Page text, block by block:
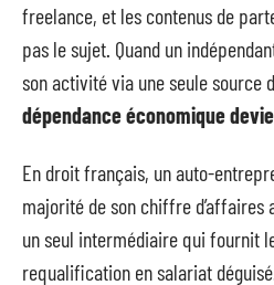
freelance, et les contenus de
pas le sujet. Quand un
son activité via une seule source
dépendance économique
En droit français, un auto-
majorité de son chiffre d’affaires
un seul intermédiaire qui fournit
requalification en salariat